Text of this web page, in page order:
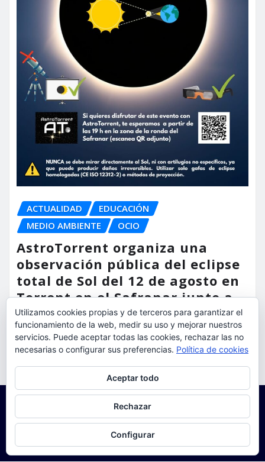
ACTUALIDAD
EDUCACIÓN
MEDIO AMBIENTE
OCIO
AstroTorrent organiza una
observación pública del eclipse
total de Sol del 12 de agosto en
Torrent en el Safranar junto a
las vías del AVE
torrent al dia Ago 5, 2026
Utilizamos cookies propias y de terceros para garantizar el
funcionamiento de la web, medir su uso y mejorar nuestros
servicios. Puede aceptar todas las cookies, rechazar las no
necesarias o configurar sus preferencias. Política de cookies
Aceptar todo
Rechazar
Configurar
Para obtener más información, incluido cómo gestionar las cookies,